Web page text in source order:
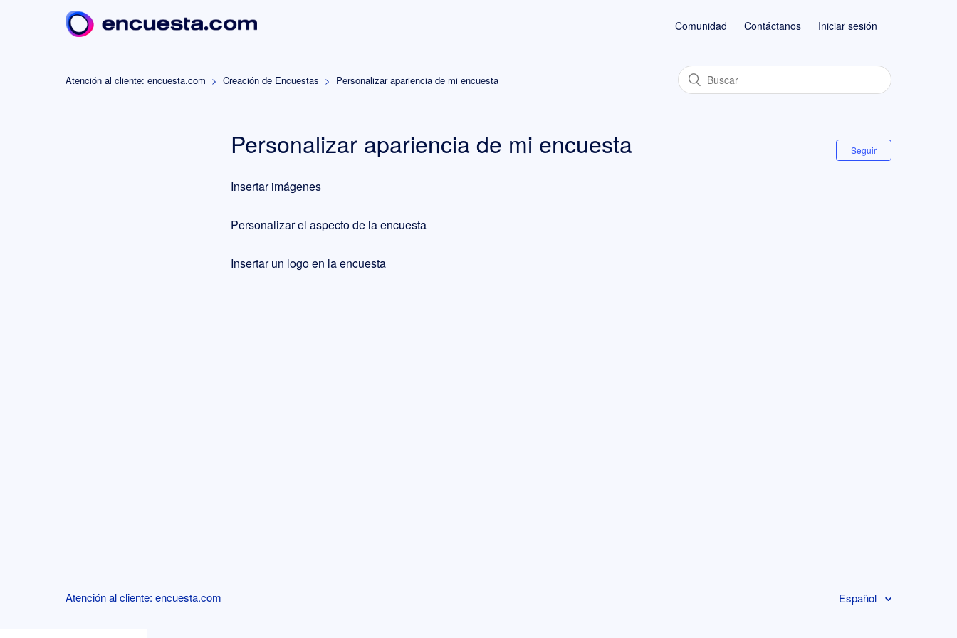
Comunidad Contáctanos Iniciar sesión
Atención al cliente: encuesta.com Creación de Encuestas Personalizar apariencia de mi encuesta
Personalizar apariencia de mi encuesta Seguir
Insertar imágenes
Personalizar el aspecto de la encuesta
Insertar un logo en la encuesta
Atención al cliente: encuesta.com Español